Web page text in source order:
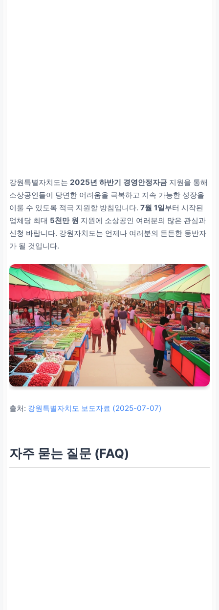
강원특별자치도는 2025년 하반기 경영안정자금 지원을 통해
소상공인들이 당면한 어려움을 극복하고 지속 가능한 성장을
이룰 수 있도록 적극 지원할 방침입니다. 7월 1일부터 시작된
업체당 최대 5천만 원 지원에 소상공인 여러분의 많은 관심과
신청 바랍니다. 강원자치도는 언제나 여러분의 든든한 동반자
가 될 것입니다.
출처: 강원특별자치도 보도자료 (2025-07-07)
자주 묻는 질문 (FAQ)